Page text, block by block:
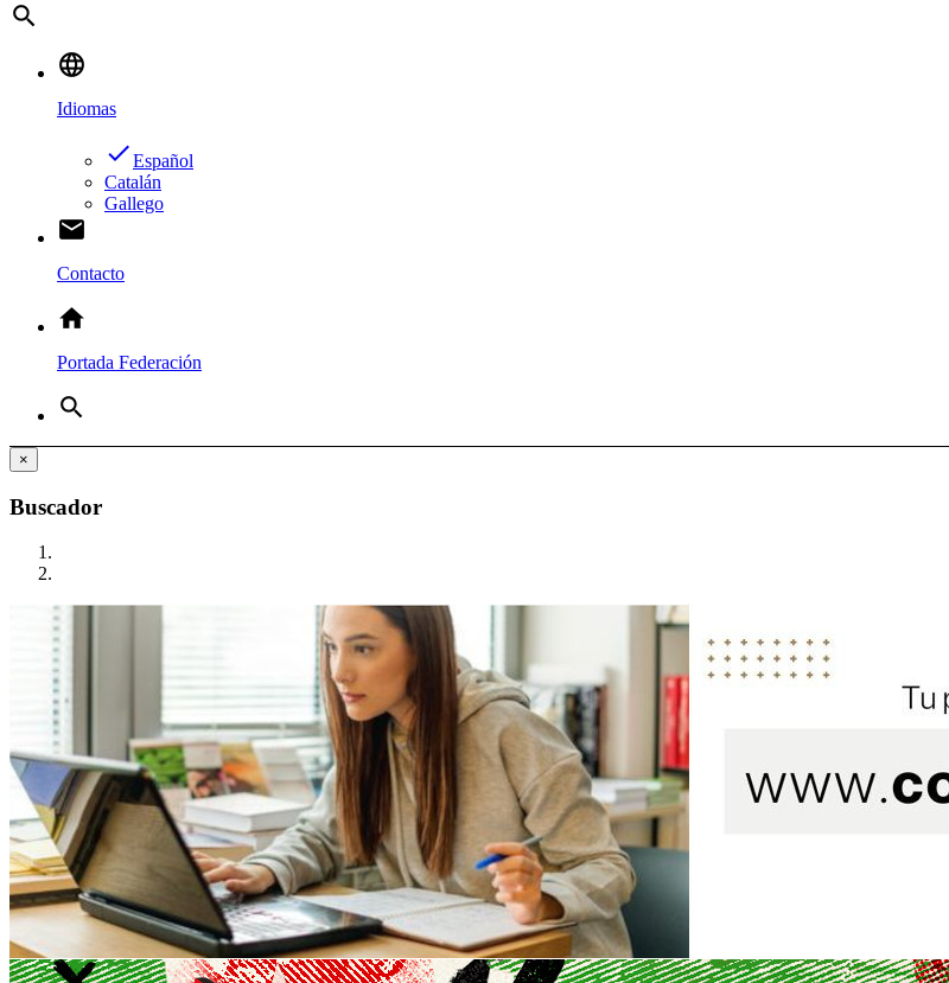
search
language
Idiomas
doneEspañol
Catalán
Gallego
email
Contacto
home
Portada Federación
search
×
Buscador